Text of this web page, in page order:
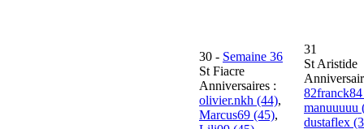
30 - Semaine 36
St Fiacre
Anniversaires :
olivier.nkh (44),
Marcus69 (45),
31
St Aristide
manuuuuu
dustaflex